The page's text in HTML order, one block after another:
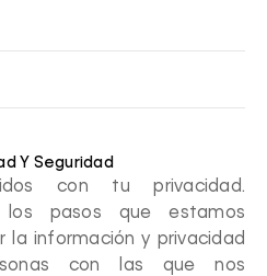
Y Seguridad
con tu privacidad.
pasos que estamos
información y privacidad
con las que nos